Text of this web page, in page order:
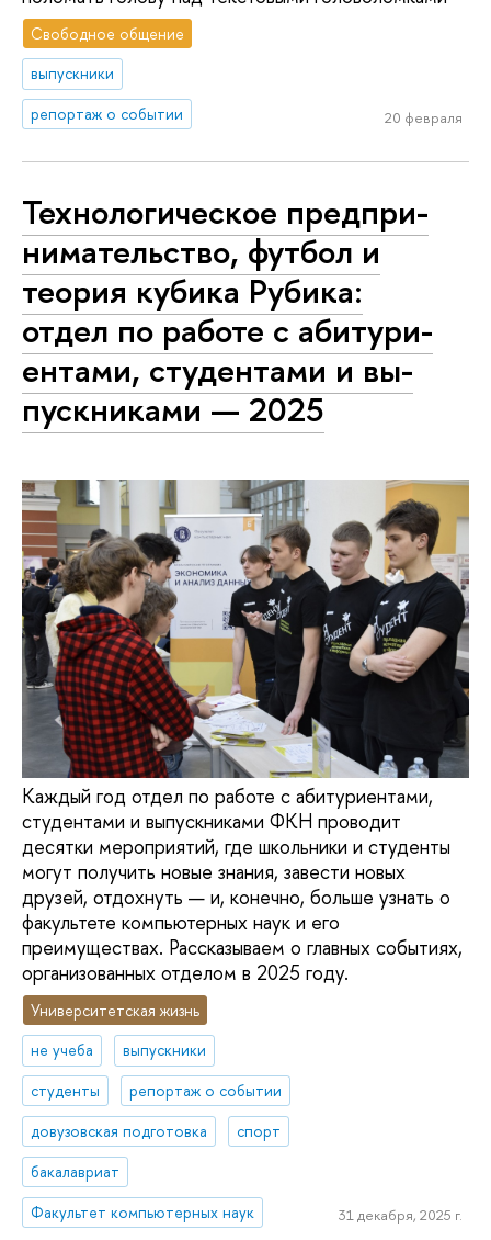
Свободное общение
выпускники
репортаж о событии
20 февраля
Тех­но­ло­ги­че­ское пред­при­
ни­ма­тель­ство, футбол и
теория кубика Рубика:
отдел по работе с аби­ту­ри­
ен­та­ми, студентами и вы­
пуск­ни­ка­ми — 2025
Каждый год отдел по работе с абитуриентами,
студентами и выпускниками ФКН проводит
десятки мероприятий, где школьники и студенты
могут получить новые знания, завести новых
друзей, отдохнуть — и, конечно, больше узнать о
факультете компьютерных наук и его
преимуществах. Рассказываем о главных событиях,
организованных отделом в 2025 году.
Университетская жизнь
не учеба
выпускники
студенты
репортаж о событии
довузовская подготовка
спорт
бакалавриат
Факультет компьютерных наук
31 декабря, 2025 г.